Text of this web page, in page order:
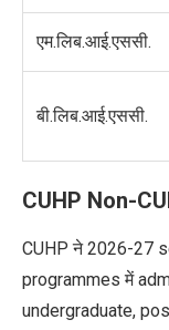
एम.लिब.आई.एससी.
बी.लिब.आई.एससी.
CUHP Non-
CUHP ने 2026-27
programmes में
undergraduate,